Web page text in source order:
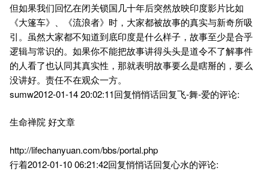
但如果我们回忆在闭关锁国几十年后突然放映印度影片比如
《大篷车》、《流浪者》时，大家都被故事的真实与新奇所吸
引。虽然大家都不知道到底印度是什么样子，故事至少是合乎
逻辑与常识的。如果你不能把故事讲得头头是道令不了解事件
的人看了也认同其真实性，那就表明故事要么是瞎掰的，要么
没讲好。责任不在观众一方。
sumw2012-01-14 20:02:11回复悄悄话回复飞-舞-爱的评论:
生命禅院 好文章
http://lifechanyuan.com/bbs/portal.php
行着2012-01-10 06:21:42回复悄悄话回复心水的评论: